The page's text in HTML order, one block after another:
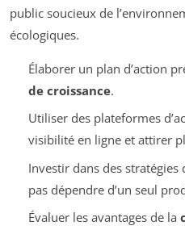
public soucieux de
écologiques.
Élaborer un plan d’action
de croissance.
Utiliser des plateformes
visibilité en ligne et attirer
Investir dans des stratégies
pas dépendre d’un seul
Évaluer les avantages de la